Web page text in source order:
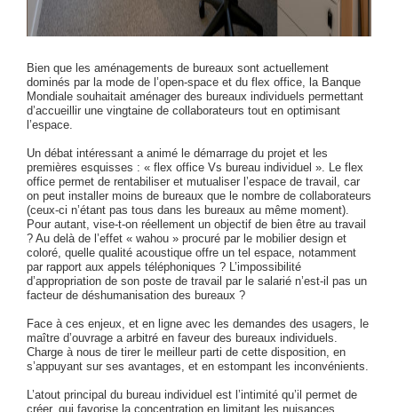
Bien que les aménagements de bureaux sont actuellement
dominés par la mode de l’open-space et du flex office, la Banque
Mondiale souhaitait aménager des bureaux individuels permettant
d’accueillir une vingtaine de collaborateurs tout en optimisant
l’espace.
Un débat intéressant a animé le démarrage du projet et les
premières esquisses : « flex office Vs bureau individuel ». Le flex
office permet de rentabiliser et mutualiser l’espace de travail, car
on peut installer moins de bureaux que le nombre de collaborateurs
(ceux-ci n’étant pas tous dans les bureaux au même moment).
Pour autant, vise-t-on réellement un objectif de bien être au travail
? Au delà de l’effet « wahou » procuré par le mobilier design et
coloré, quelle qualité acoustique offre un tel espace, notamment
par rapport aux appels téléphoniques ? L’impossibilité
d’appropriation de son poste de travail par le salarié n’est-il pas un
facteur de déshumanisation des bureaux ?
Face à ces enjeux, et en ligne avec les demandes des usagers, le
maître d’ouvrage a arbitré en faveur des bureaux individuels.
Charge à nous de tirer le meilleur parti de cette disposition, en
s’appuyant sur ses avantages, et en estompant les inconvénients.
L’atout principal du bureau individuel est l’intimité qu’il permet de
créer, qui favorise la concentration en limitant les nuisances